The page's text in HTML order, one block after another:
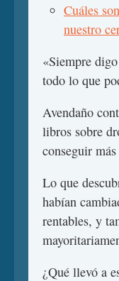
Cuáles
nuestro
«Siempre
todo lo que
Avendaño
libros sobre
conseguir
Lo que
habían
rentables, y
¿Qué llevó a